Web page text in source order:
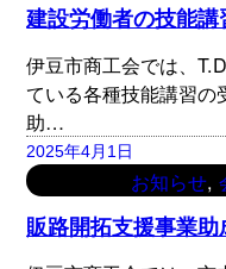
建設労働者の技能
伊豆市商工会では、
ている各種技能講習の
助…
2025年4月1日
お知らせ,
販路開拓支援事業